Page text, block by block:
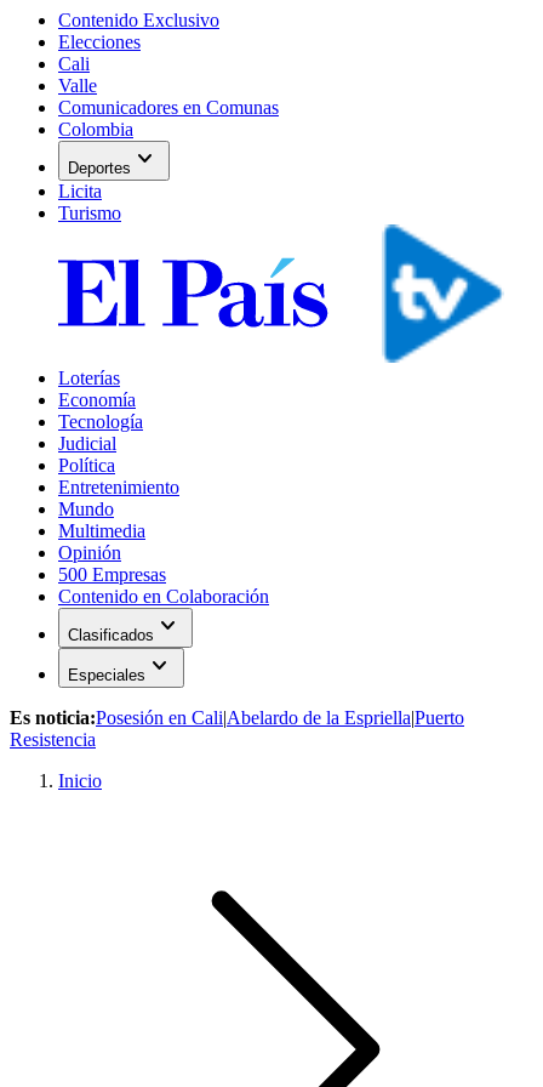
Contenido Exclusivo
Elecciones
Cali
Valle
Comunicadores en Comunas
Colombia
Deportes expand_more
Licita
Turismo
Loterías
Economía
Tecnología
Judicial
Política
Entretenimiento
Mundo
Multimedia
Opinión
500 Empresas
Contenido en Colaboración
Clasificados expand_more
Especiales expand_more
Es noticia:Posesión en Cali|Abelardo de la Espriella|Puerto
Resistencia
Inicio